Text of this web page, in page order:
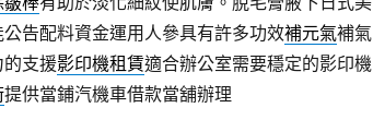
告配料資金運用人參具有許多功效補元氣補氣
支援影印機租賃適合辦公室需要穩定的影印機
提供當鋪汽機車借款當舖辦理